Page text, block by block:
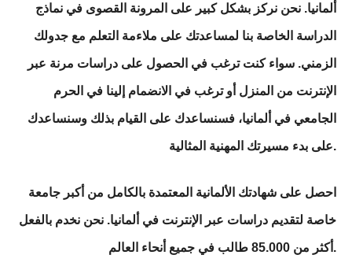
ألمانيا. نحن نركز بشكل كبير على المرونة القصوى في نماذج
الدراسة الخاصة بنا لمساعدتك على ملاءمة التعلم مع جدولك
الزمني. سواء كنت ترغب في الحصول على دراسات مرنة عبر
الإنترنت من المنزل أو ترغب في الانضمام إلينا في الحرم
الجامعي في ألمانيا، فسنساعدك على القيام بذلك وسنساعدك
على بدء مسيرتك المهنية المثالية.
احصل على شهادتك الألمانية المعتمدة بالكامل من أكبر جامعة
خاصة لتقديم دراسات عبر الإنترنت في ألمانيا. نحن نخدم بالفعل
أكثر من 85.000 طالب في جميع أنحاء العالم.